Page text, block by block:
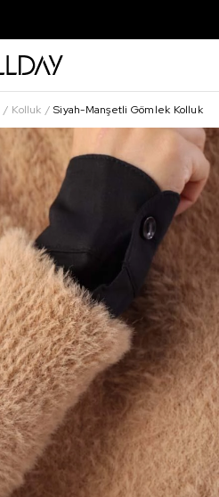
Kolluk Siyah-Manşetli Gömlek Kolluk